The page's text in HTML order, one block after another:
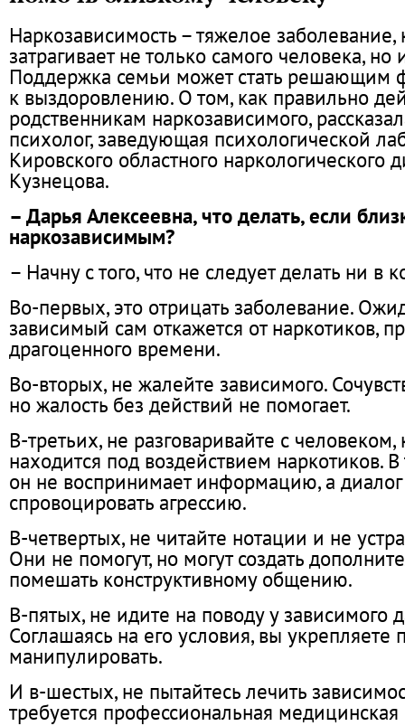
Наркозависимость – тяжелое заболевание,
затрагивает не только самого человека, но
Поддержка семьи может стать решающим
к выздоровлению. О том, как правильно
родственникам наркозависимого,
психолог, заведующая психологической
Кировского областного наркологического
Кузнецова.
– Дарья Алексеевна, что делать, если
наркозависимым?
– Начну с того, что не следует делать ни в
Во-первых, это отрицать заболевание.
зависимый сам откажется от наркотиков,
драгоценного времени.
Во-вторых, не жалейте зависимого.
но жалость без действий не помогает.
В-третьих, не разговаривайте с человеком,
находится под воздействием наркотиков.
он не воспринимает информацию, а
спровоцировать агрессию.
В-четвертых, не читайте нотации и не
Они не помогут, но могут создать
помешать конструктивному общению.
В-пятых, не идите на поводу у зависимого
Соглашаясь на его условия, вы укрепляете
манипулировать.
И в-шестых, не пытайтесь лечить
требуется профессиональная